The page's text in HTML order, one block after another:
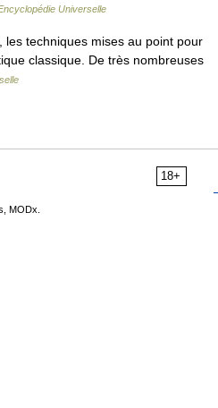
Universelle
techniques mises au point pour
classique. De très nombreuses
18+
MODx.